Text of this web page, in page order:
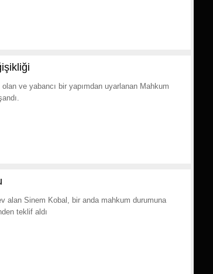
ve yabancı bir yapımdan uyarlanan Mahkum
alan Sinem Kobal, bir anda mahkum durumuna
teklif aldı